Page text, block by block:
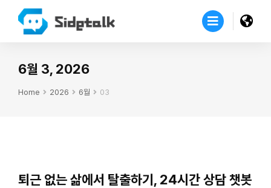
6월 3, 2026
You are here:
Home 2026 6월 03
퇴근 없는 삶에서 탈출하기, 24시간 상담 챗봇